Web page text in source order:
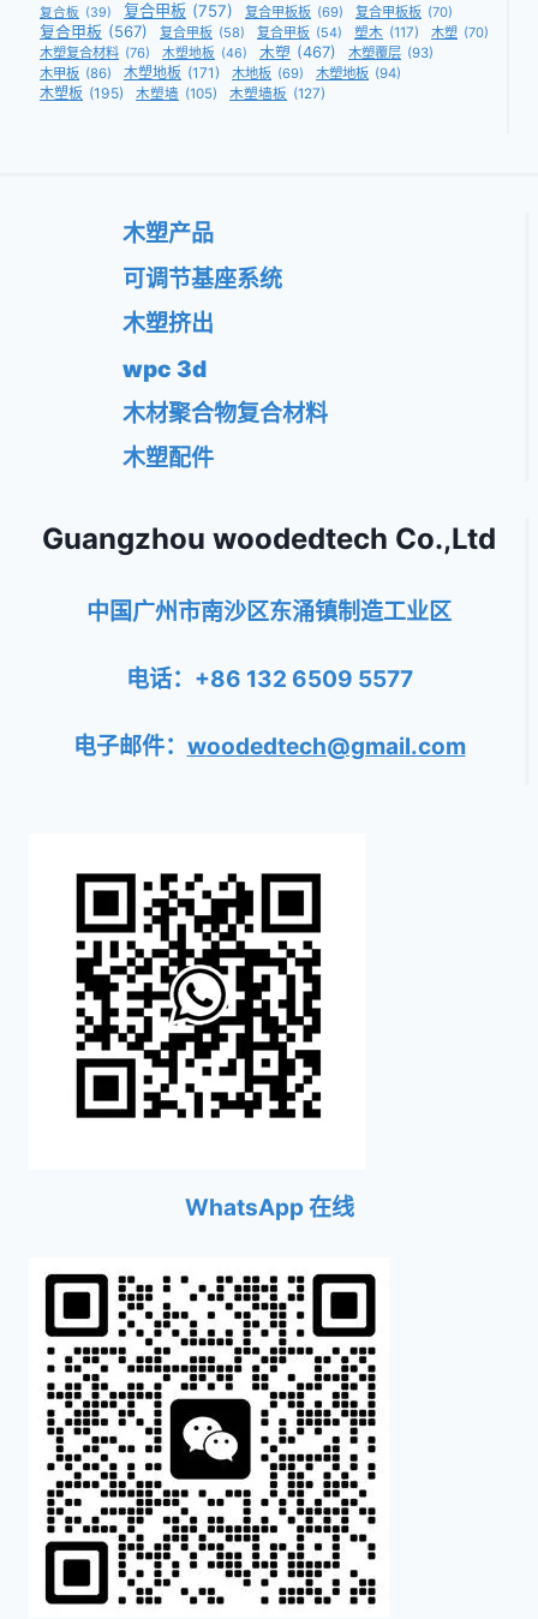
复合板 (39) 复合甲板 (757) 复合甲板板 (69) 复合甲板板 (70)
复合甲板 (567) 复合甲板 (58) 复合甲板 (54) 塑木 (117) 木塑 (70)
木塑复合材料 (76) 木塑地板 (46) 木塑 (467) 木塑覆层 (93)
木甲板 (86) 木塑地板 (171) 木地板 (69) 木塑地板 (94)
木塑板 (195) 木塑墙 (105) 木塑墙板 (127)
木塑产品
可调节基座系统
木塑挤出
wpc 3d
木材聚合物复合材料
木塑配件
Guangzhou woodedtech Co.,Ltd
中国广州市南沙区东涌镇制造工业区
电话：+86 132 6509 5577
电子邮件： woodedtech@gmail.com
WhatsApp 在线